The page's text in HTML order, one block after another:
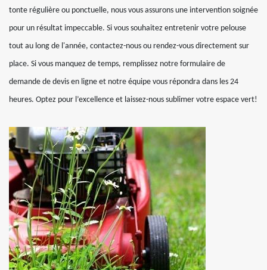
tonte régulière ou ponctuelle, nous vous assurons une intervention soignée
pour un résultat impeccable. Si vous souhaitez entretenir votre pelouse
tout au long de l'année, contactez-nous ou rendez-vous directement sur
place. Si vous manquez de temps, remplissez notre formulaire de
demande de devis en ligne et notre équipe vous répondra dans les 24
heures. Optez pour l’excellence et laissez-nous sublimer votre espace vert!